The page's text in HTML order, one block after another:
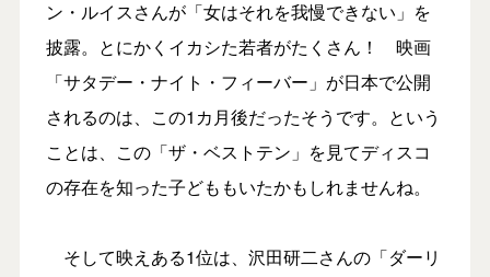
ン・ルイスさんが「女はそれを我慢できない」を
披露。とにかくイカシた若者がたくさん！ 映画
「サタデー・ナイト・フィーバー」が日本で公開
されるのは、この1カ月後だったそうです。という
ことは、この「ザ・ベストテン」を見てディスコ
の存在を知った子どももいたかもしれませんね。
そして映えある1位は、沢田研二さんの「ダーリ